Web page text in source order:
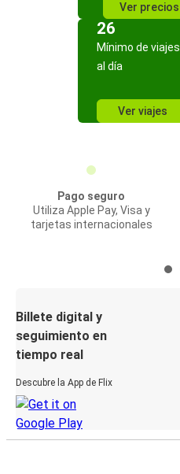
Ver precios
26
Mínimo de viajes
al día
Ver viajes
Pago seguro
Utiliza Apple Pay, Visa y
tarjetas internacionales
Billete digital y
seguimiento en
tiempo real
Descubre la App de Flix